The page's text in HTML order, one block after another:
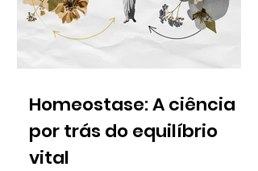
Homeostase: A ciência
por trás do equilíbrio
vital